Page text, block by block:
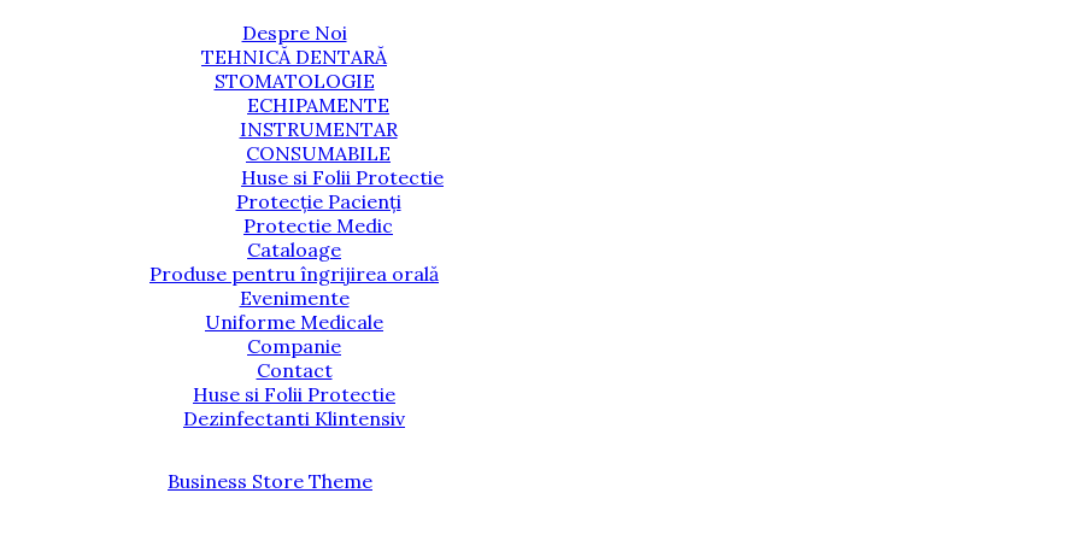
Despre Noi
TEHNICĂ DENTARĂ
STOMATOLOGIE
ECHIPAMENTE
INSTRUMENTAR
CONSUMABILE
Huse si Folii Protectie
Protecție Pacienți
Protectie Medic
Cataloage
Produse pentru îngrijirea orală
Evenimente
Uniforme Medicale
Companie
Contact
Huse si Folii Protectie
Dezinfectanti Klintensiv
Business Store Theme